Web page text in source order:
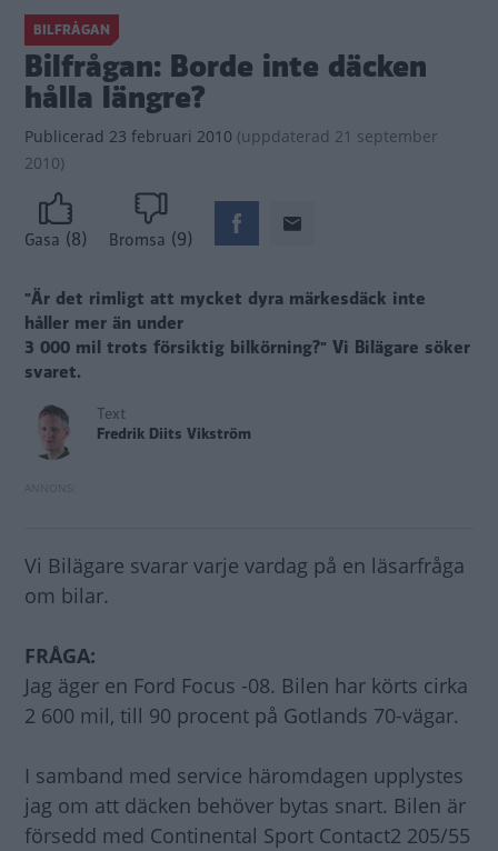
BILFRÅGAN
Bilfrågan: Borde inte däcken
hålla längre?
Publicerad 23 februari 2010 (uppdaterad 21 september
2010)
Gasa (8) Bromsa (9)
"Är det rimligt att mycket dyra märkesdäck inte
håller mer än under
3 000 mil trots försiktig bilkörning?" Vi Bilägare söker
svaret.
Text
Fredrik Diits Vikström
Vi Bilägare svarar varje vardag på en läsarfråga
om bilar.
FRÅGA:
Jag äger en Ford Focus -08. Bilen har körts cirka
2 600 mil, till 90 procent på Gotlands 70-vägar.
I samband med service häromdagen upplystes
jag om att däcken behöver bytas snart. Bilen är
försedd med Continental Sport Contact2 205/55